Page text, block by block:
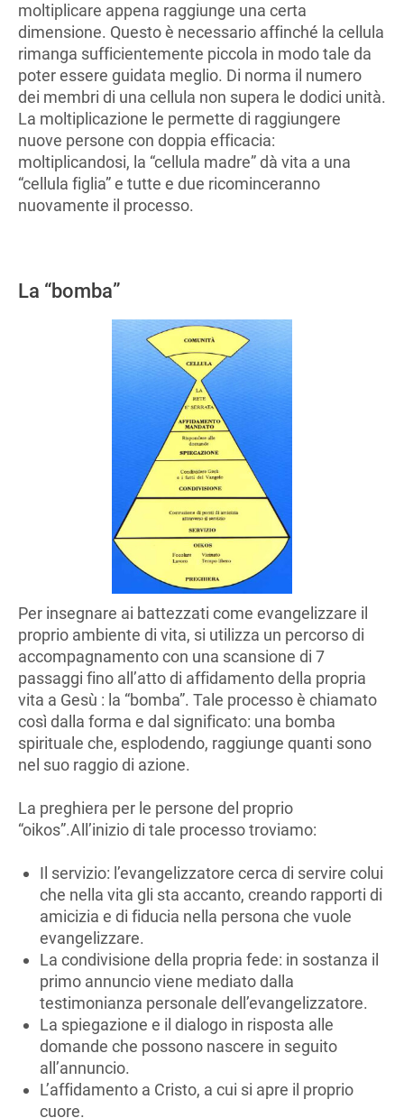
moltiplicare appena raggiunge una certa
dimensione. Questo è necessario affinché la cellula
rimanga sufficientemente piccola in modo tale da
poter essere guidata meglio. Di norma il numero
dei membri di una cellula non supera le dodici unità.
La moltiplicazione le permette di raggiungere
nuove persone con doppia efficacia:
moltiplicandosi, la “cellula madre” dà vita a una
“cellula figlia” e tutte e due ricominceranno
nuovamente il processo.
La “bomba”
Per insegnare ai battezzati come evangelizzare il
proprio ambiente di vita, si utilizza un percorso di
accompagnamento con una scansione di 7
passaggi fino all’atto di affidamento della propria
vita a Gesù : la “bomba”. Tale processo è chiamato
così dalla forma e dal significato: una bomba
spirituale che, esplodendo, raggiunge quanti sono
nel suo raggio di azione.
La preghiera per le persone del proprio
“oikos”.All’inizio di tale processo troviamo:
Il servizio: l’evangelizzatore cerca di servire colui
che nella vita gli sta accanto, creando rapporti di
amicizia e di fiducia nella persona che vuole
evangelizzare.
La condivisione della propria fede: in sostanza il
primo annuncio viene mediato dalla
testimonianza personale dell’evangelizzatore.
La spiegazione e il dialogo in risposta alle
domande che possono nascere in seguito
all’annuncio.
L’affidamento a Cristo, a cui si apre il proprio
cuore.